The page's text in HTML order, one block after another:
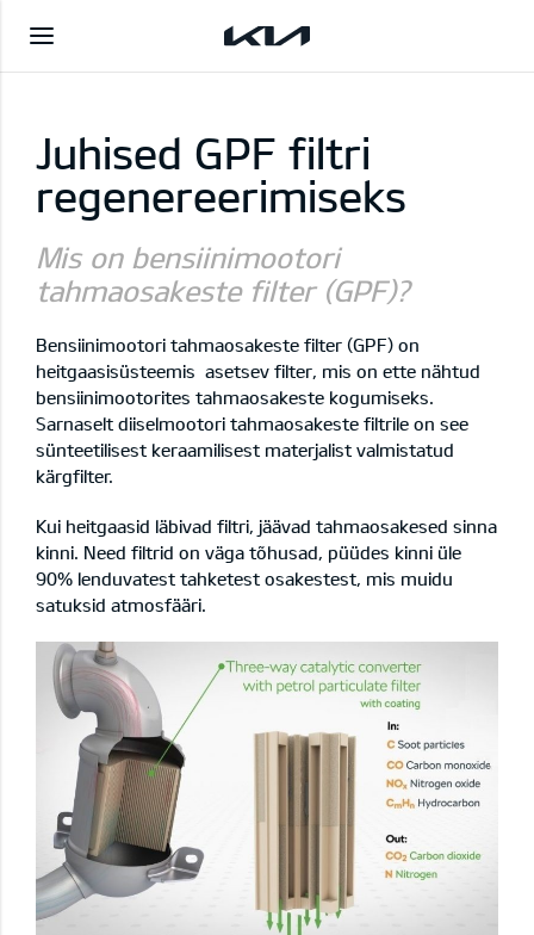
Juhised GPF filtri
regenereerimiseks
Mis on bensiinimootori
tahmaosakeste filter (GPF)?
Bensiinimootori tahmaosakeste filter (GPF) on
heitgaasisüsteemis asetsev filter, mis on ette nähtud
bensiinimootorites tahmaosakeste kogumiseks.
Sarnaselt diiselmootori tahmaosakeste filtrile on see
sünteetilisest keraamilisest materjalist valmistatud
kärgfilter.
Kui heitgaasid läbivad filtri, jäävad tahmaosakesed sinna
kinni. Need filtrid on väga tõhusad, püüdes kinni üle
90% lenduvatest tahketest osakestest, mis muidu
satuksid atmosfääri.